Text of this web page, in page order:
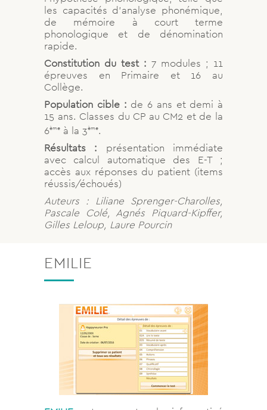
les capacités d’analyse phonémique,
de mémoire à court terme
phonologique et de dénomination
rapide.
Constitution du test : 7 modules ; 11
épreuves en Primaire et 16 au
Collège.
Population cible : de 6 ans et demi à
15 ans. Classes du CP au CM2 et de la
6ème à la 3ème.
Résultats : présentation immédiate
avec calcul automatique des E-T ;
accès aux réponses du patient (items
réussis/échoués)
Auteurs : Liliane Sprenger-Charolles,
Pascale Colé, Agnés Piquard-Kipffer,
Gilles Leloup, Laure Pourcin
EMILIE